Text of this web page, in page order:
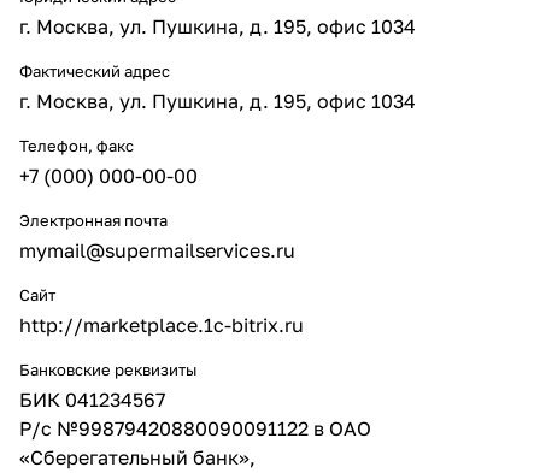
г. Москва, ул. Пушкина, д. 195, офис 1034
Фактический адрес
г. Москва, ул. Пушкина, д. 195, офис 1034
Телефон, факс
+7 (000) 000-00-00
Электронная почта
mymail@supermailservices.ru
Сайт
http://marketplace.1c-bitrix.ru
Банковские реквизиты
БИК 041234567
Р/с №99879420880090091122 в ОАО
«Сберегательный банк»,